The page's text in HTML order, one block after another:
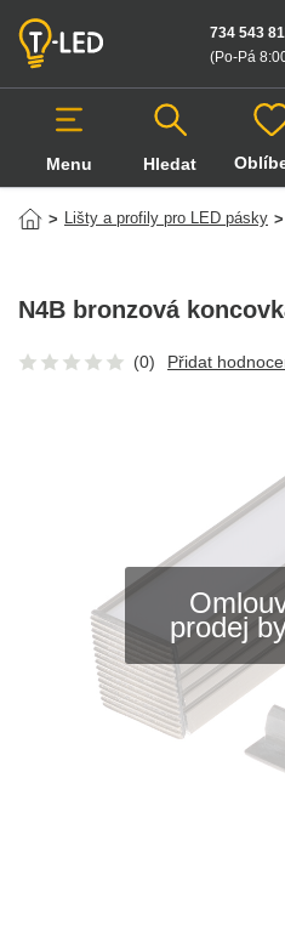
734 543
(Po-Pá
Menu Hledat
Hledat v produktech
> Lišty a profily pro LED pásky >
prodej
N4B bronzová
(0) Přidat